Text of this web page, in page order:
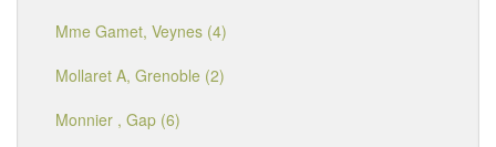
Mme Gamet, Veynes (4)
Mollaret A, Grenoble (2)
Monnier , Gap (6)